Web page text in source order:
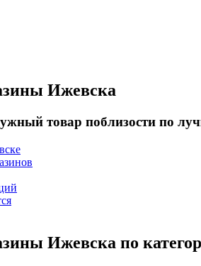
Ижевска
товар поблизости по
Ижевска по